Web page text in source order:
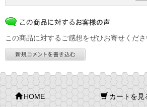
この商品に対するご感想をぜひお寄せくださ
HOME
カートを見